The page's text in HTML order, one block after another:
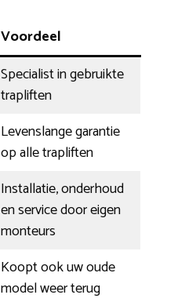
Voordeel
Specialist in gebruikte
trapliften
Levenslange garantie
op alle trapliften
Installatie, onderhoud
en service door eigen
monteurs
Koopt ook uw oude
model weer terug